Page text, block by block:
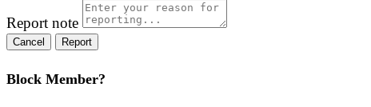
Report note
Report
Block Member?